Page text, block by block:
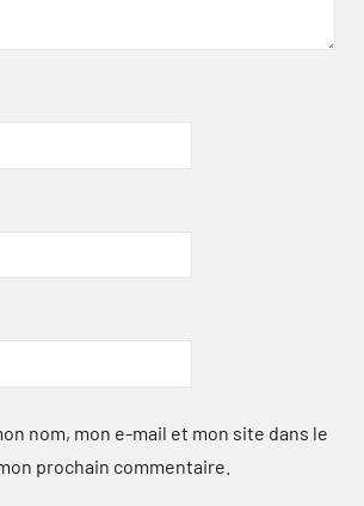
nom, mon e-mail et mon site dans le
prochain commentaire.